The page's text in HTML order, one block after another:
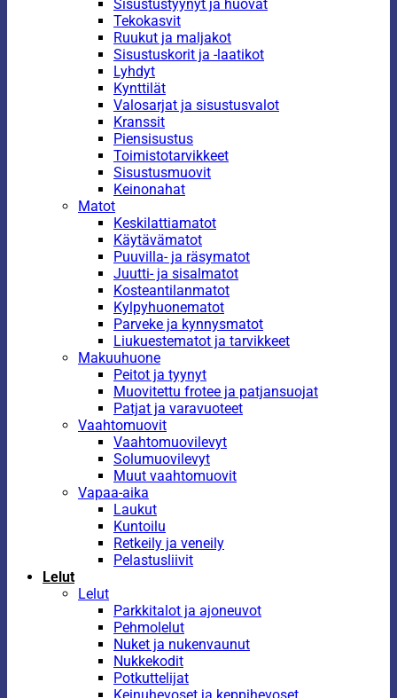
Sisustustyynyt ja huovat
Tekokasvit
Ruukut ja maljakot
Sisustuskorit ja -laatikot
Lyhdyt
Kynttilät
Valosarjat ja sisustusvalot
Kranssit
Piensisustus
Toimistotarvikkeet
Sisustusmuovit
Keinonahat
Matot
Keskilattiamatot
Käytävämatot
Puuvilla- ja räsymatot
Juutti- ja sisalmatot
Kosteantilanmatot
Kylpyhuonematot
Parveke ja kynnysmatot
Liukuestematot ja tarvikkeet
Makuuhuone
Peitot ja tyynyt
Muovitettu frotee ja patjansuojat
Patjat ja varavuoteet
Vaahtomuovit
Vaahtomuovilevyt
Solumuovilevyt
Muut vaahtomuovit
Vapaa-aika
Laukut
Kuntoilu
Retkeily ja veneily
Pelastusliivit
Lelut
Lelut
Parkkitalot ja ajoneuvot
Pehmolelut
Nuket ja nukenvaunut
Nukkekodit
Potkuttelijat